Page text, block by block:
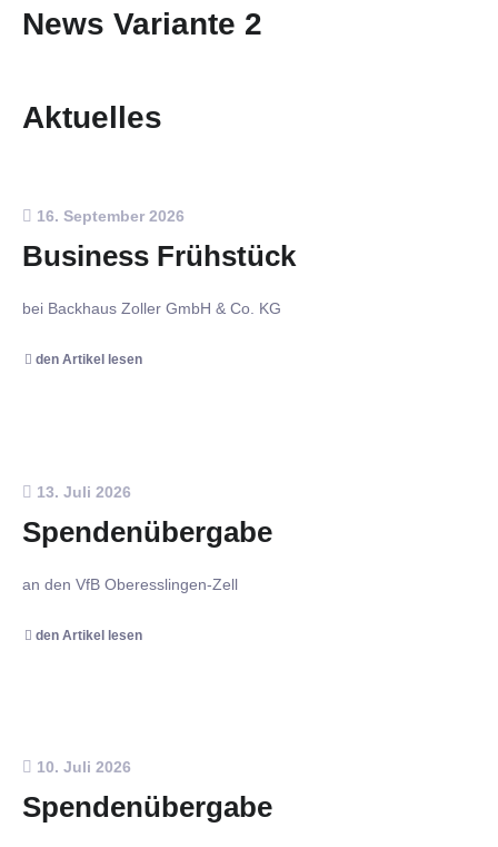
News Variante 2
Aktuelles
16. September 2026
Business Frühstück
bei Backhaus Zoller GmbH & Co. KG
den Artikel lesen
13. Juli 2026
Spendenübergabe
an den VfB Oberesslingen-Zell
den Artikel lesen
10. Juli 2026
Spendenübergabe